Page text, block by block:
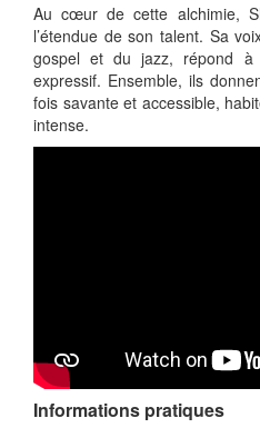
Au cœur de cette alchimie,
l’étendue de son talent. Sa
gospel et du jazz, répond à
expressif. Ensemble, ils
fois savante et accessible,
intense.
Informations pratiques